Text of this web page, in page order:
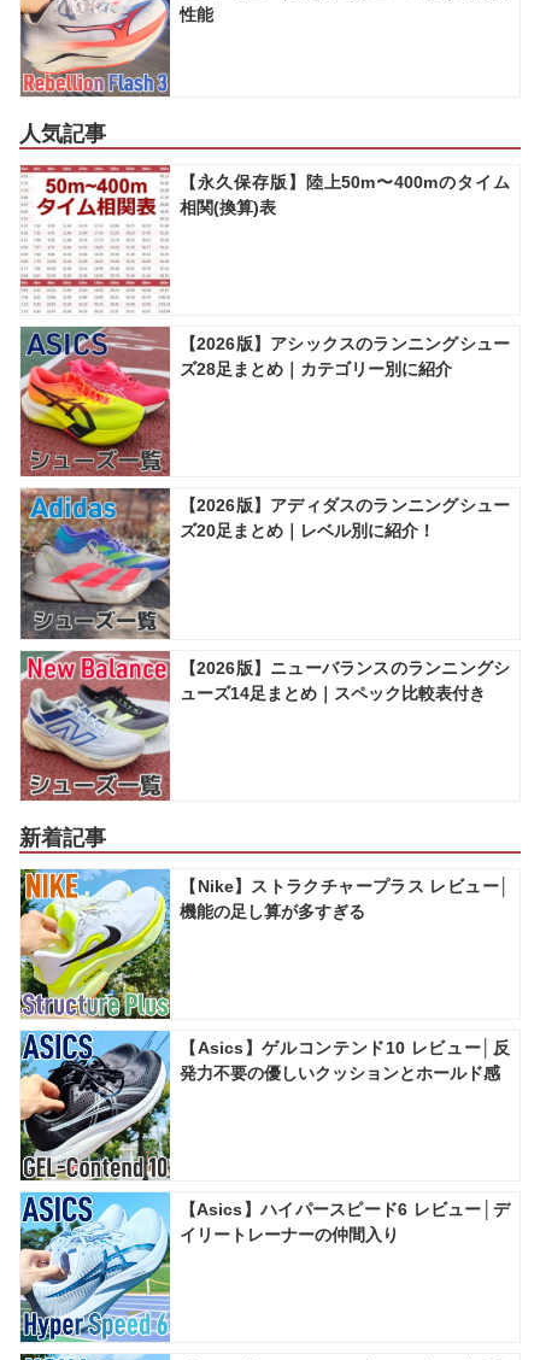
性能
人気記事
【永久保存版】陸上50m〜400mのタイム
相関(換算)表
【2026版】アシックスのランニングシュー
ズ28足まとめ｜カテゴリー別に紹介
【2026版】アディダスのランニングシュー
ズ20足まとめ｜レベル別に紹介！
【2026版】ニューバランスのランニングシ
ューズ14足まとめ｜スペック比較表付き
新着記事
【Nike】ストラクチャープラス レビュー│
機能の足し算が多すぎる
【Asics】ゲルコンテンド10 レビュー│反
発力不要の優しいクッションとホールド感
【Asics】ハイパースピード6 レビュー│デ
イリートレーナーの仲間入り